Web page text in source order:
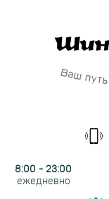
8:00 - 23:00
ежедневно